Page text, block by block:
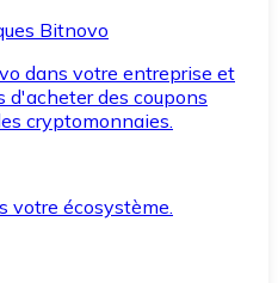
Bitnovo
dans votre entreprise et
d'acheter des coupons
cryptomonnaies.
votre écosystème.